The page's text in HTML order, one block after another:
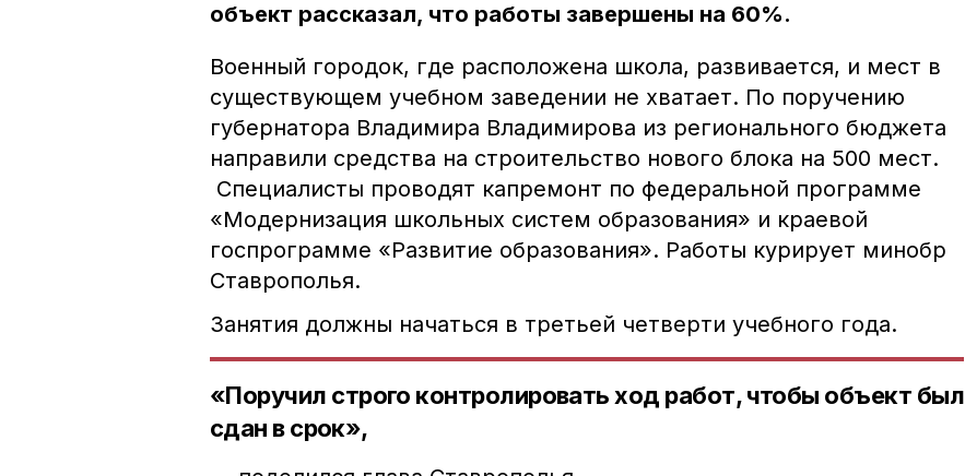
объект рассказал, что работы завершены на 60%.
Военный городок, где расположена школа, развивается, и мест в
существующем учебном заведении не хватает. По поручению
губернатора Владимира Владимирова из регионального бюджета
направили средства на строительство нового блока на 500 мест.
Специалисты проводят капремонт по федеральной программе
«Модернизация школьных систем образования» и краевой
госпрограмме «Развитие образования». Работы курирует минобр
Ставрополья.
Занятия должны начаться в третьей четверти учебного года.
«Поручил строго контролировать ход работ, чтобы объект был
сдан в срок»,